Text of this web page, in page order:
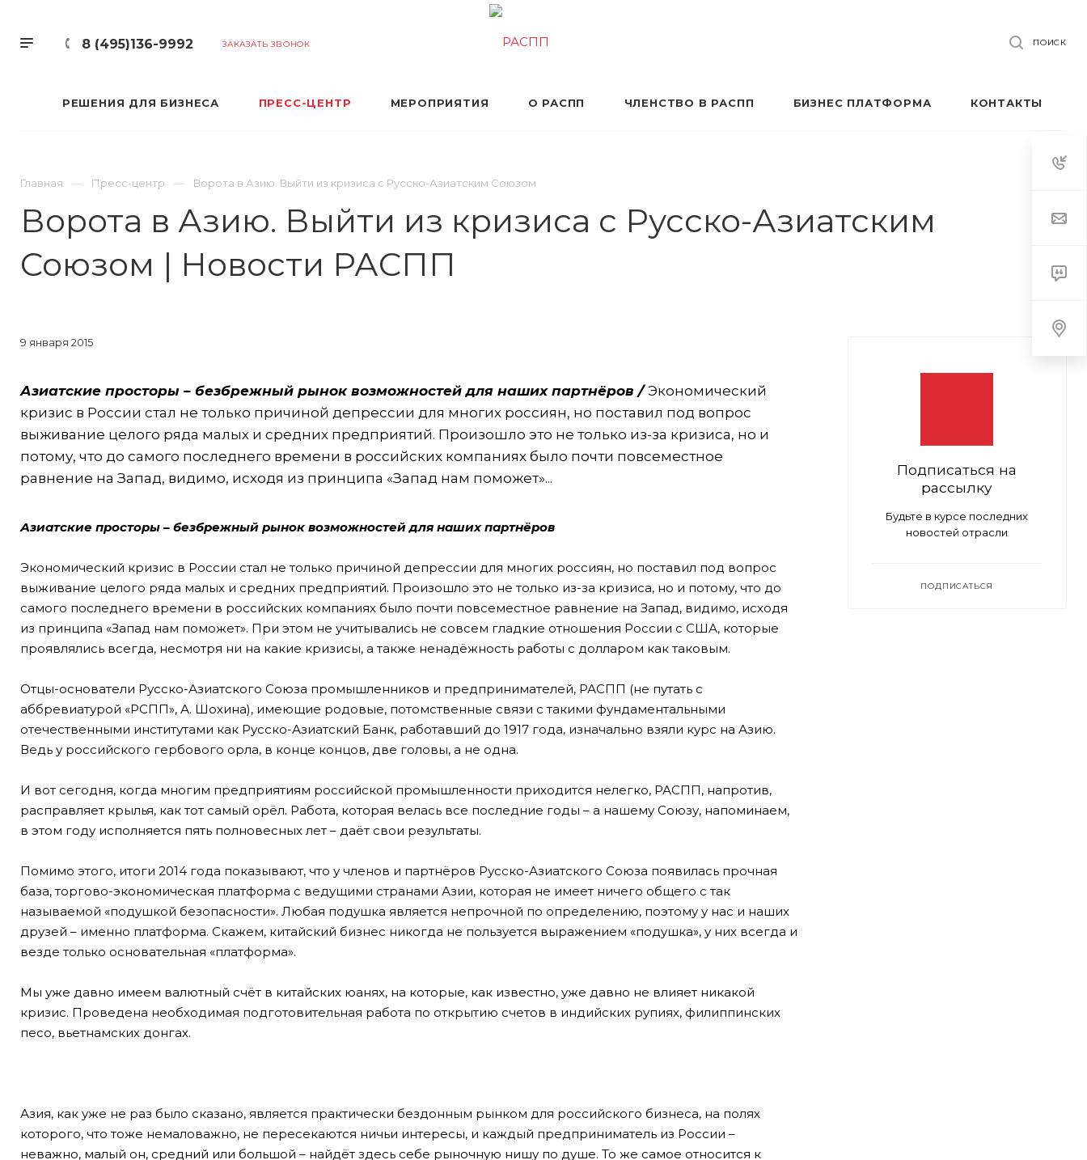
8 (495)136-9992 ЗАКАЗАТЬ ЗВОНОК ПОИСК
РЕШЕНИЯ ДЛЯ БИЗНЕСА ПРЕСС-ЦЕНТР МЕРОПРИЯТИЯ О РАСПП ЧЛЕНСТВО В РАСПП БИЗНЕС ПЛАТФОРМА КОНТАКТЫ
Главная Пресс-центр Ворота в Азию. Выйти из кризиса с Русско-Азиатским Союзом
Ворота в Азию. Выйти из кризиса с Русско-Азиатским
Союзом | Новости РАСПП
9 января 2015
Азиатские просторы – безбрежный рынок возможностей для наших партнёров /Экономический
кризис в России стал не только причиной депрессии для многих россиян, но поставил под вопрос
выживание целого ряда малых и средних предприятий. Произошло это не только из-за кризиса, но и
потому, что до самого последнего времени в российских компаниях было почти повсеместное
равнение на Запад, видимо, исходя из принципа «Запад нам поможет»...
Азиатские просторы – безбрежный рынок возможностей для наших партнёров
Экономический кризис в России стал не только причиной депрессии для многих россиян, но поставил под вопрос
выживание целого ряда малых и средних предприятий. Произошло это не только из-за кризиса, но и потому, что до
самого последнего времени в российских компаниях было почти повсеместное равнение на Запад, видимо, исходя
из принципа «Запад нам поможет». При этом не учитывались не совсем гладкие отношения России с США, которые
проявлялись всегда, несмотря ни на какие кризисы, а также ненадёжность работы с долларом как таковым.
Отцы-основатели Русско-Азиатского Союза промышленников и предпринимателей, РАСПП (не путать с
аббревиатурой «РСПП», А. Шохина), имеющие родовые, потомственные связи с такими фундаментальными
отечественными институтами как Русско-Азиатский Банк, работавший до 1917 года, изначально взяли курс на Азию.
Ведь у российского гербового орла, в конце концов, две головы, а не одна.
И вот сегодня, когда многим предприятиям российской промышленности приходится нелегко, РАСПП, напротив,
расправляет крылья, как тот самый орёл. Работа, которая велась все последние годы – а нашему Союзу, напоминаем,
в этом году исполняется пять полновесных лет – даёт свои результаты.
Помимо этого, итоги 2014 года показывают, что у членов и партнёров Русско-Азиатского Союза появилась прочная
база, торгово-экономическая платформа с ведущими странами Азии, которая не имеет ничего общего с так
называемой «подушкой безопасности». Любая подушка является непрочной по определению, поэтому у нас и наших
друзей – именно платформа. Скажем, китайский бизнес никогда не пользуется выражением «подушка», у них всегда и
везде только основательная «платформа».
Мы уже давно имеем валютный счёт в китайских юанях, на которые, как известно, уже давно не влияет никакой
кризис. Проведена необходимая подготовительная работа по открытию счетов в индийских рупиях, филиппинских
песо, вьетнамских донгах.
Азия, как уже не раз было сказано, является практически бездонным рынком для российского бизнеса, на полях
которого, что тоже немаловажно, не пересекаются ничьи интересы, и каждый предприниматель из России –
неважно, малый он, средний или большой – найдёт здесь себе рыночную нишу по душе. То же самое относится к
Подписаться на
рассылку
Будьте в курсе последних
новостей отрасли
ПОДПИСАТЬСЯ